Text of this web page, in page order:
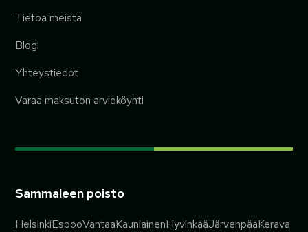
Tietoa meistä
Blogi
Yhteystiedot
Varaa maksuton arvioköynti
Sammaleen poisto
HelsinkiEspooVantaaKauniainenHyvinkääJärvenpääKerava